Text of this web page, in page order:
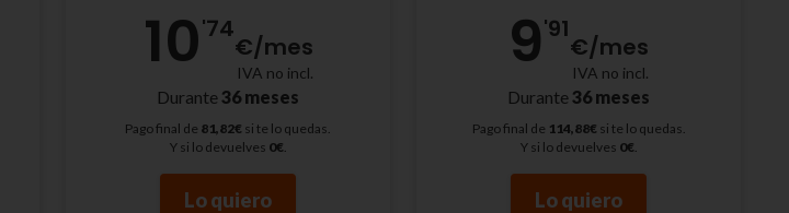
10'74
€/mes
IVA no incl.
Durante36 meses
Pago final de 81,82€ si te lo quedas.
Y si lo devuelves 0€.
Lo quiero
9'91
€/mes
IVA no incl.
Durante36 meses
Pago final de 114,88€ si te lo quedas.
Y si lo devuelves 0€.
Lo quiero